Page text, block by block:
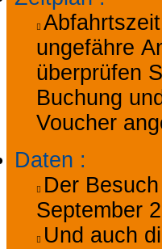
ungefähre
überprüfen
Buchung
Voucher
Daten :
Der
September
Und auch